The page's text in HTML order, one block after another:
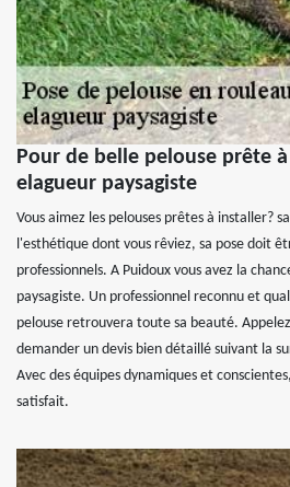
Pour de belle pelouse prête
elagueur paysagiste
Vous aimez les pelouses prêtes à installer?
l'esthétique dont vous rêviez, sa pose doit
professionnels. A Puidoux vous avez la
paysagiste. Un professionnel reconnu et
pelouse retrouvera toute sa beauté.
demander un devis bien détaillé suivant la
Avec des équipes dynamiques et
satisfait.